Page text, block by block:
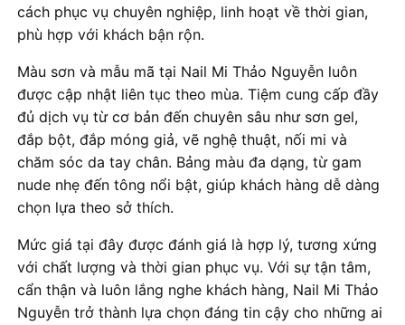
cách phục vụ chuyên nghiệp, linh hoạt về thời gian,
phù hợp với khách bận rộn.
Màu sơn và mẫu mã tại Nail Mi Thảo Nguyễn luôn
được cập nhật liên tục theo mùa. Tiệm cung cấp đầy
đủ dịch vụ từ cơ bản đến chuyên sâu như sơn gel,
đắp bột, đắp móng giả, vẽ nghệ thuật, nối mi và
chăm sóc da tay chân. Bảng màu đa dạng, từ gam
nude nhẹ đến tông nổi bật, giúp khách hàng dễ dàng
chọn lựa theo sở thích.
Mức giá tại đây được đánh giá là hợp lý, tương xứng
với chất lượng và thời gian phục vụ. Với sự tận tâm,
cẩn thận và luôn lắng nghe khách hàng, Nail Mi Thảo
Nguyễn trở thành lựa chọn đáng tin cậy cho những ai